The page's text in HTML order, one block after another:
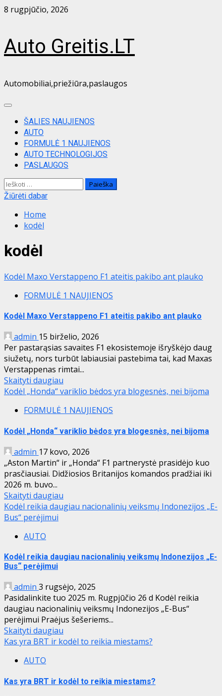
Skip
8 rugpjūčio, 2026
Auto Greitis.LT
Automobiliai,priežiūra,paslaugos
Primary
MenuŠALIES NAUJIENOS
AUTO
FORMULĖ 1 NAUJIENOS
AUTO TECHNOLOGIJOS
PASLAUGOS
Ieškoti:
Žiūrėti dabar
Home
kodėl
kodėl
Kodėl Maxo Verstappeno F1 ateitis pakibo ant plauko
FORMULĖ 1 NAUJIENOS
Kodėl Maxo Verstappeno F1 ateitis pakibo ant plauko
admin 15 birželio, 2026
Per pastarąsias savaites F1 ekosistemoje išryškėjo daug
siužetų, nors turbūt labiausiai pastebima tai, kad Maxas
Verstappenas rimtai...
Skaityti daugiau
Kodėl „Honda“ variklio bėdos yra blogesnės, nei bijoma
FORMULĖ 1 NAUJIENOS
Kodėl „Honda“ variklio bėdos yra blogesnės, nei bijoma
admin 17 kovo, 2026
„Aston Martin“ ir „Honda“ F1 partnerystė prasidėjo kuo
prasčiausiai. Didžiosios Britanijos komandos pradžiai iki
2026 m. buvo...
Skaityti daugiau
Kodėl reikia daugiau nacionalinių veiksmų Indonezijos „E-
Bus“ perėjimui
AUTO
Kodėl reikia daugiau nacionalinių veiksmų Indonezijos „E-
Bus“ perėjimui
admin 3 rugsėjo, 2025
Pasidalinkite tuo 2025 m. Rugpjūčio 26 d Kodėl reikia
daugiau nacionalinių veiksmų Indonezijos „E-Bus“
perėjimui Praėjus šešeriems...
Skaityti daugiau
Kas yra BRT ir kodėl to reikia miestams?
AUTO
Kas yra BRT ir kodėl to reikia miestams?